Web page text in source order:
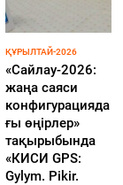
ҚҰРЫЛТАЙ-2026
«Сайлау-2026:
жаңа саяси
конфигурацияда
ғы өңірлер»
тақырыбында
«КИСИ GPS:
Gylym. Pikir.